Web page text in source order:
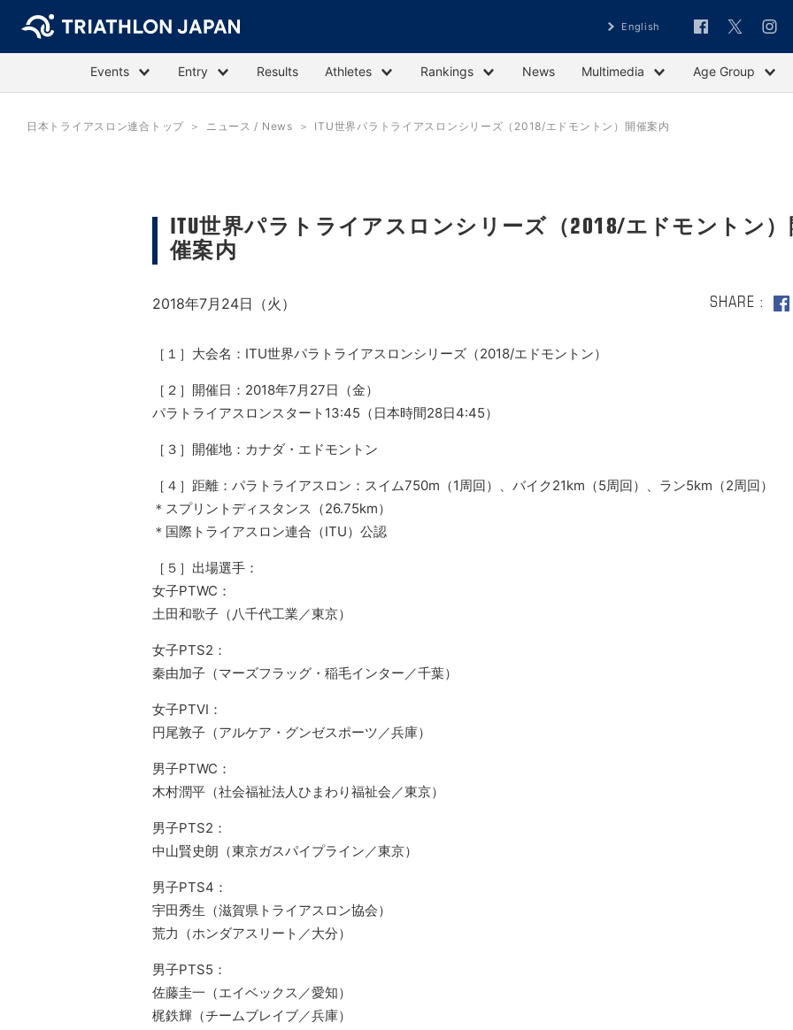
English
Events Entry Results Athletes Rankings News Multimedia Age Group
日本トライアスロン連合トップ ニュース / News ITU世界パラトライアスロンシリーズ（2018/エドモントン）開催案内
ITU世界パラトライアスロンシリーズ（2018/エドモントン）
催案内
2018年7月24日（火） SHARE
［１］大会名：ITU世界パラトライアスロンシリーズ（2018/エドモントン）
［２］開催日：2018年7月27日（金）
パラトライアスロンスタート13:45（日本時間28日4:45）
［３］開催地：カナダ・エドモントン
［４］距離：パラトライアスロン：スイム750m（1周回）、バイク21km（5周回）、ラン5km（2周回）
＊スプリントディスタンス（26.75km）
＊国際トライアスロン連合（ITU）公認
［５］出場選手：
女子PTWC：
土田和歌子（八千代工業／東京）
女子PTS2：
秦由加子（マーズフラッグ・稲毛インター／千葉）
女子PTVI：
円尾敦子（アルケア・グンゼスポーツ／兵庫）
男子PTWC：
木村潤平（社会福祉法人ひまわり福祉会／東京）
男子PTS2：
中山賢史朗（東京ガスパイプライン／東京）
男子PTS4：
宇田秀生（滋賀県トライアスロン協会）
荒力（ホンダアスリート／大分）
男子PTS5：
佐藤圭一（エイベックス／愛知）
梶鉄輝（チームブレイブ／兵庫）